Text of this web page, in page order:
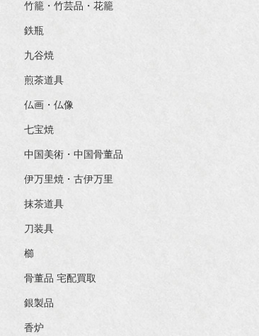
竹籠・竹芸品・花籠
鉄瓶
九谷焼
煎茶道具
仏画・仏像
七宝焼
中国美術・中国骨董品
伊万里焼・古伊万里
抹茶道具
刀装具
櫛
骨董品 宅配買取
銀製品
香炉